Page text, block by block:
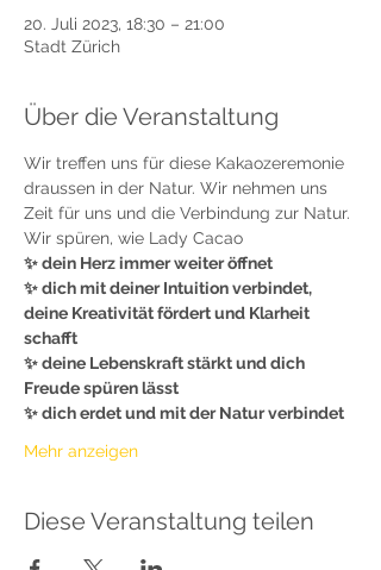
20. Juli 2023, 18:30 – 21:00
Stadt Zürich
Über die Veranstaltung
Wir treffen uns für diese Kakaozeremonie
draussen in der Natur. Wir nehmen uns
Zeit für uns und die Verbindung zur Natur.
Wir spüren, wie Lady Cacao
✨ dein Herz immer weiter öffnet
✨ dich mit deiner Intuition verbindet,
deine Kreativität fördert und Klarheit
schafft
✨ deine Lebenskraft stärkt und dich
Freude spüren lässt
✨ dich erdet und mit der Natur verbindet
Mehr anzeigen
Diese Veranstaltung teilen